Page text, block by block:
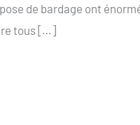
de bardage ont
tous […]